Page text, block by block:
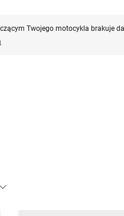
Twojego motocykla brakuje